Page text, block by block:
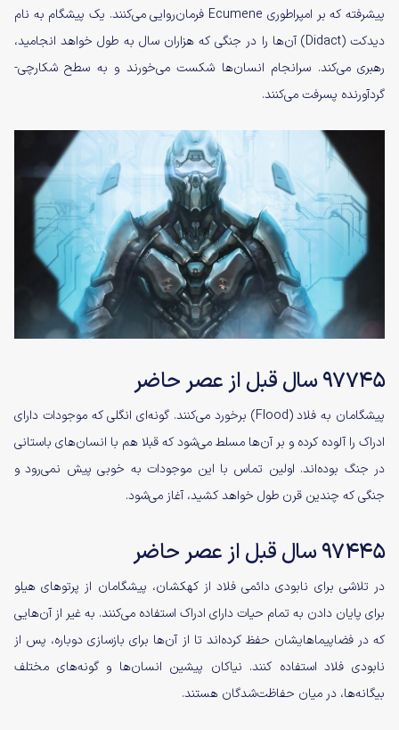
پیشرفته که بر امپراطوری Ecumene فرمان‌روایی می‌کنند. یک پیشگام به نام
دیدکت (Didact) آن‌ها را در جنگی که هزاران سال به طول خواهد انجامید،
رهبری می‌کند. سرانجام انسان‌ها شکست می‌خورند و به سطح شکارچی-
گردآورنده پسرفت می‌کنند.
۹۷۷۴۵ سال قبل از عصر حاضر
پیشگامان به فلاد (Flood) برخورد می‌کنند. گونه‌ای انگلی که موجودات دارای
ادراک را آلوده کرده و بر آن‌ها مسلط می‌شود که قبلا هم با انسان‌های باستانی
در جنگ بوده‌اند. اولین تماس با این موجودات به خوبی پیش نمی‌رود و
جنگی که چندین قرن طول خواهد کشید، آغاز می‌شود.
۹۷۴۴۵ سال قبل از عصر حاضر
در تلاشی برای نابودی دائمی فلاد از کهکشان، پیشگامان از پرتوهای هیلو
برای پایان دادن به تمام حیات دارای ادراک استفاده می‌کنند. به غیر از آن‌هایی
که در فضاپیما‌هایشان حفظ کرده‌اند تا از آن‌ها برای بازسازی دوباره، پس از
نابودی فلاد استفاده کنند. نیاکان پیشین انسان‌ها و گونه‌های مختلف
بیگانه‌ها، در میان حفاظت‌شدگان هستند.